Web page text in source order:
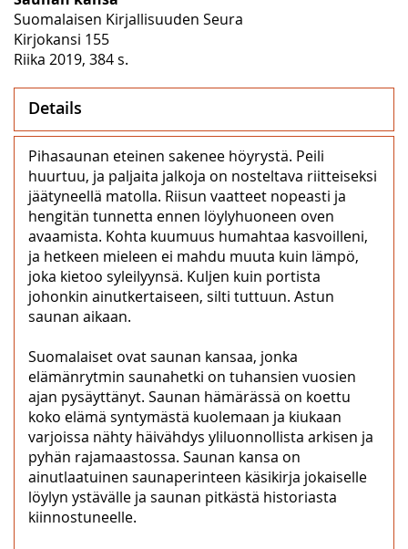
Suomalaisen Kirjallisuuden Seura
Kirjokansi 155
Riika 2019, 384 s.
Details
Pihasaunan eteinen sakenee höyrystä. Peili
huurtuu, ja paljaita jalkoja on nosteltava riitteiseksi
jäätyneellä matolla. Riisun vaatteet nopeasti ja
hengitän tunnetta ennen löylyhuoneen oven
avaamista. Kohta kuumuus humahtaa kasvoilleni,
ja hetkeen mieleen ei mahdu muuta kuin lämpö,
joka kietoo syleilyynsä. Kuljen kuin portista
johonkin ainutkertaiseen, silti tuttuun. Astun
saunan aikaan.
Suomalaiset ovat saunan kansaa, jonka
elämänrytmin saunahetki on tuhansien vuosien
ajan pysäyttänyt. Saunan hämärässä on koettu
koko elämä syntymästä kuolemaan ja kiukaan
varjoissa nähty häivähdys yliluonnollista arkisen ja
pyhän rajamaastossa. Saunan kansa on
ainutlaatuinen saunaperinteen käsikirja jokaiselle
löylyn ystävälle ja saunan pitkästä historiasta
kiinnostuneelle.